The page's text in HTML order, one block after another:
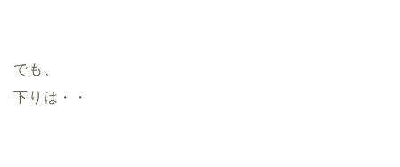
でも、
下りは・・